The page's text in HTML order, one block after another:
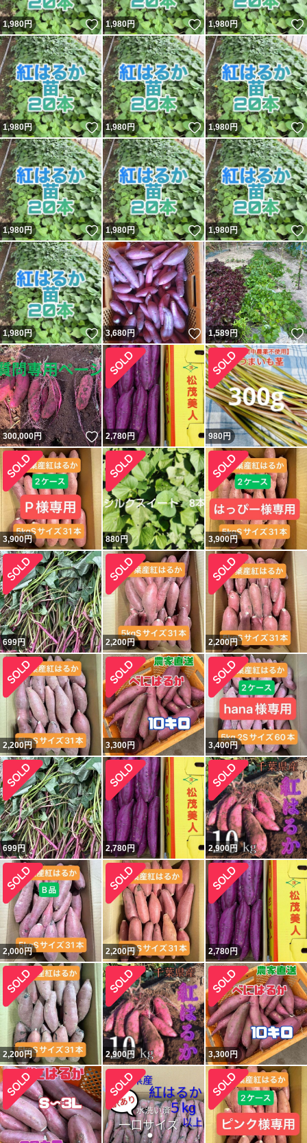
1,980円 いいね！
1,980円 いいね！
1,980円
1,980円 いいね！
1,980円 いいね！
1,980円
1,980円 いいね！
1,980円 いいね！
1,980円
1,980円 いいね！
3,680円 いいね！
1,589円
300,000円 いいね！
2,780円 980円
3,900円 880円 3,900円
699円 2,200円 2,200円
2,200円 3,300円 3,400円
699円 2,780円 2,900円
2,000円 2,200円 2,780円
2,200円 2,900円 3,300円